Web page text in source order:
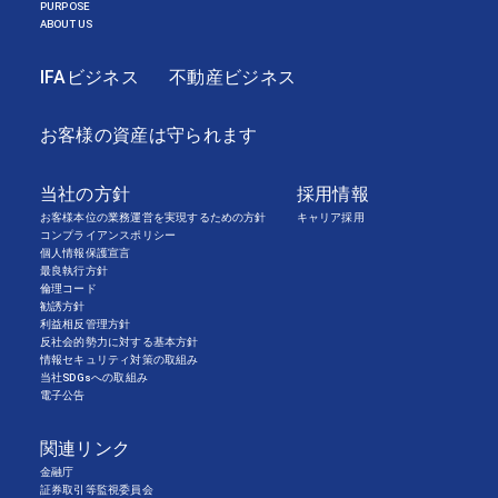
PURPOSE
ABOUT US
IFAビジネス 不動産ビジネス
お客様の資産は守られます
当社の方針
お客様本位の業務運営を実現するための方針
コンプライアンスポリシー
個人情報保護宣言
最良執行方針
倫理コード
勧誘方針
利益相反管理方針
反社会的勢力に対する基本方針
情報セキュリティ対策の取組み
当社SDGsへの取組み
電子公告
採用情報
キャリア採用
関連リンク
金融庁
証券取引等監視委員会